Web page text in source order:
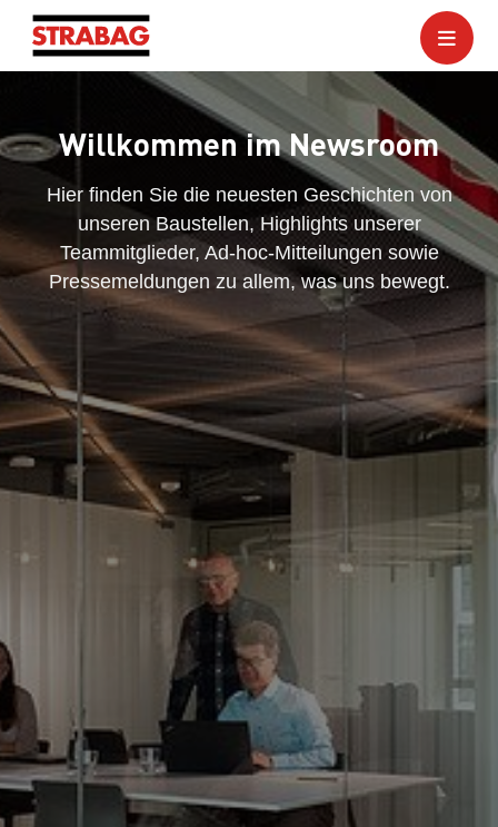
Willkommen im Newsroom
Hier finden Sie die neuesten Geschichten von
unseren Baustellen, Highlights unserer
Teammitglieder, Ad-hoc-Mitteilungen sowie
Pressemeldungen zu allem, was uns bewegt.